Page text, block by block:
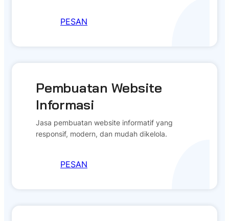
PESAN
Pembuatan Website
Informasi
Jasa pembuatan website informatif yang
responsif, modern, dan mudah dikelola.
PESAN